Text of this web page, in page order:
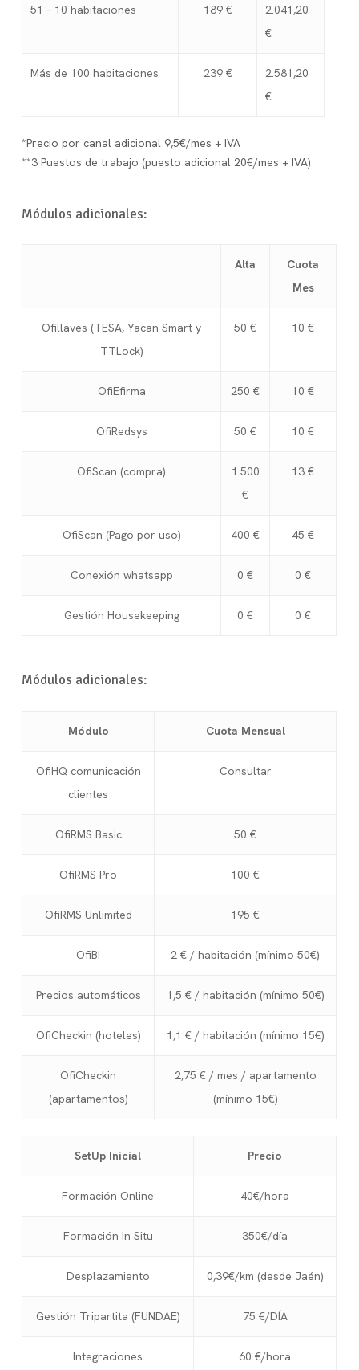
51 – 10 habitaciones 189 €
2.041,20
€
Más de 100 habitaciones 239 €
2.581,20
€
*Precio por canal adicional 9,5€/mes + IVA
**3 Puestos de trabajo (puesto adicional 20€/mes + IVA)
Módulos adicionales:
Alta
Cuota
Mes
Ofillaves (TESA, Yacan Smart y
TTLock)
50 € 10 €
OfiEfirma 250 € 10 €
OfiRedsys 50 € 10 €
OfiScan (compra)
1.500
€
13 €
OfiScan (Pago por uso) 400 € 45 €
Conexión whatsapp 0 € 0 €
Gestión Housekeeping 0 € 0 €
Módulos adicionales:
Módulo Cuota Mensual
OfiHQ comunicación
clientes
Consultar
OfiRMS Basic 50 €
OfiRMS Pro 100 €
OfiRMS Unlimited 195 €
OfiBI 2 € / habitación (mínimo 50€)
Precios automáticos 1,5 € / habitación (mínimo 50€)
OfiCheckin (hoteles) 1,1 € / habitación (mínimo 15€)
OfiCheckin
(apartamentos)
2,75 € / mes / apartamento
(mínimo 15€)
SetUp Inicial Precio
Formación Online 40€/hora
Formación In Situ 350€/día
Desplazamiento 0,39€/km (desde Jaén)
Gestión Tripartita (FUNDAE) 75 €/DÍA
Integraciones 60 €/hora